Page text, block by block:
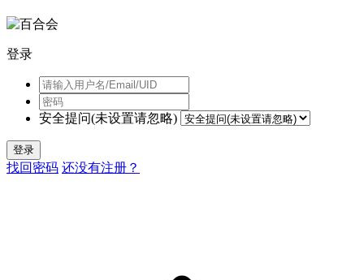
登录
安全提问(未设置请忽略)
登录
找回密码 还没有注册？